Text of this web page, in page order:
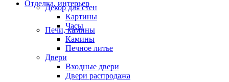
Отделка, интерьер
Декор для стен
Картины
Часы
Печи, камины
Камины
Печное литье
Двери
Входные двери
Двери распродажа